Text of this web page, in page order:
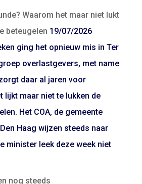
Waarom het maar niet lukt
beteugelen 19/07/2026
ging het opnieuw mis in Ter
overlastgevers, met name
daar al jaren voor
lijkt maar niet te lukken de
Het COA, de gemeente
Haag wijzen steeds naar
minister leek deze week niet
nog steeds